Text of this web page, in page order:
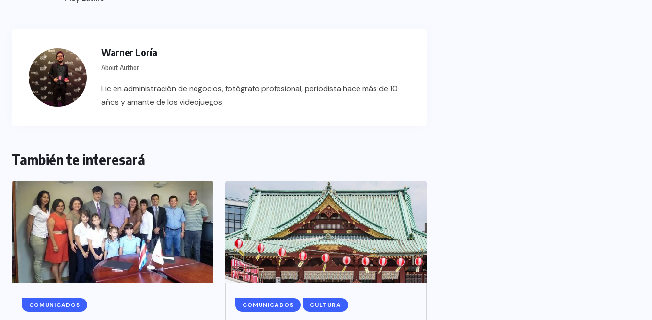
Warner Loría
About Author
Lic en administración de negocios, fotógrafo profesional, periodista hace más de 10
años y amante de los videojuegos
También te interesará
COMUNICADOS COMUNICADOS CULTURA